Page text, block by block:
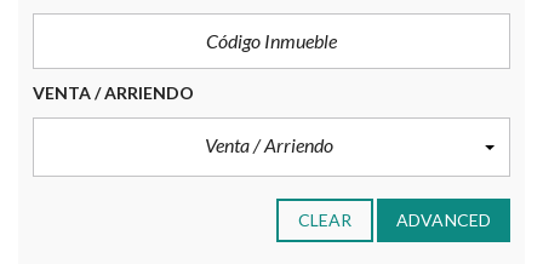
VENTA / ARRIENDO
Venta / Arriendo
CLEAR ADVANCED